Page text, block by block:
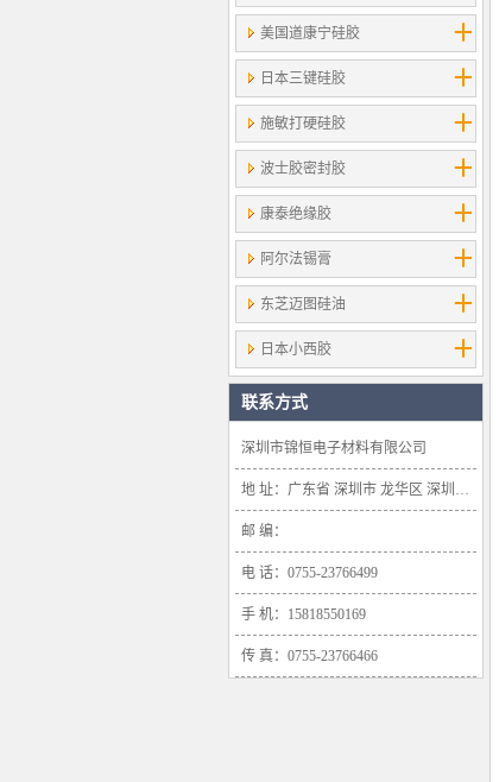
美国道康宁硅胶
日本三键硅胶
施敏打硬硅胶
波士胶密封胶
康泰绝缘胶
阿尔法锡膏
东芝迈图硅油
日本小西胶
联系方式
深圳市锦恒电子材料有限公司
地 址：广东省 深圳市 龙华区 深圳市龙华新区大浪办事处浪口社区华盛路134号雍景轩商业大厦1638号
邮 编：
电 话：0755-23766499
手 机：15818550169
传 真：0755-23766466